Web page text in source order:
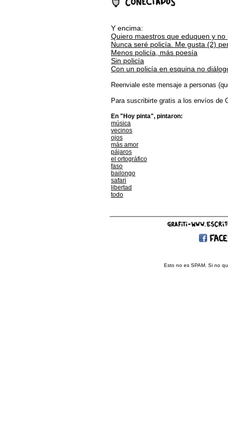
Y encima:
Quiero maestros que eduquen y
Nunca seré policía. Me gusta (2)
Menos policía, más poesía
Sin policía
Con un policía en esquina no
Reenviale este mensaje a personas
Para suscribirte gratis a los envíos de
En "Hoy pinta", pintaron:
música
vecinos
ojos
más amor
pájaros
el ortográfico
faso
bailongo
safari
libertad
todo
Esto no es SPAM. Si no